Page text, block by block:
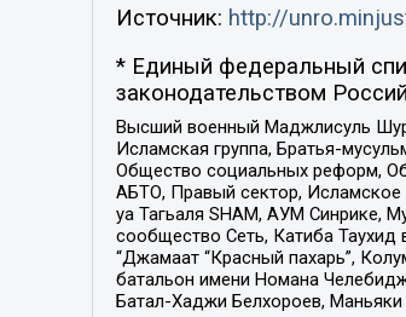
Источник: http://
* Единый федеральный
законодательством
Высший военный Маджлисуль
Исламская группа, Братья-
Общество социальных реформ,
АБТО, Правый сектор,
уа Тагьаля SHAM, АУМ Синрике,
сообщество Сеть, Катиба
“Джамаат “Красный пахарь”,
батальон имени Номана
Батал-Хаджи Белхороев,